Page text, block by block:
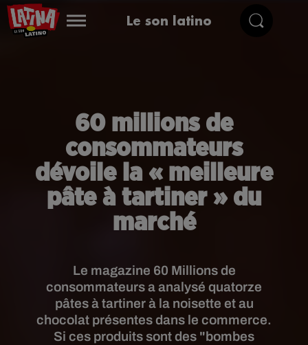
Le son latino
60 millions de
consommateurs
dévoile la « meilleure
pâte à tartiner » du
marché
Le magazine 60 Millions de
consommateurs a analysé quatorze
pâtes à tartiner à la noisette et au
chocolat présentes dans le commerce.
Si ces produits sont des "bombes